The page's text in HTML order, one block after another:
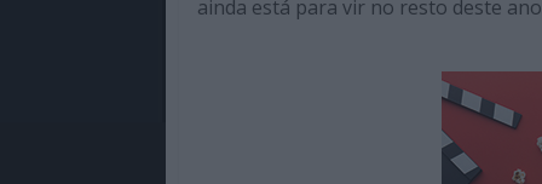
ainda está para vir no resto deste